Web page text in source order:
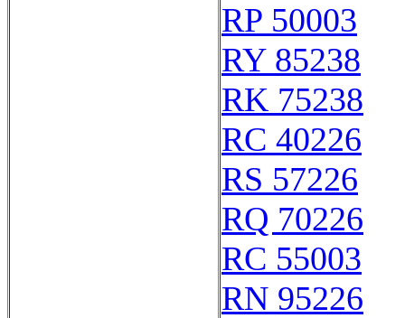
RP 50003
RY 85238
RK 75238
RC 40226
RS 57226
RQ 70226
RC 55003
RN 95226